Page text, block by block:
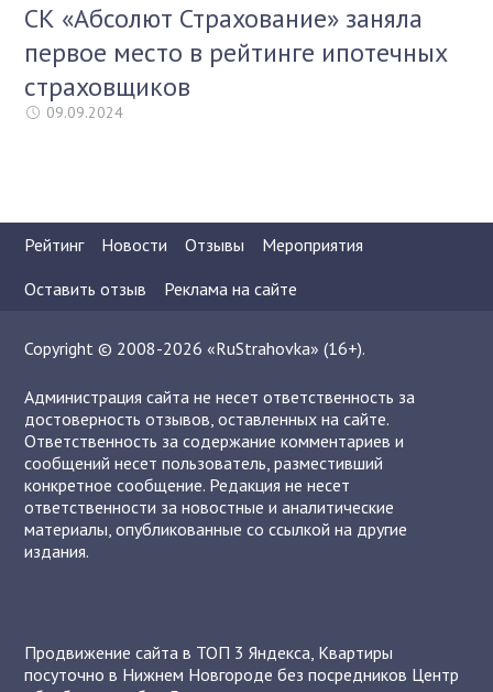
СК «Абсолют Страхование» заняла
первое место в рейтинге ипотечных
страховщиков
09.09.2024
Рейтинг Новости Отзывы
Мероприятия
Оставить отзыв
Реклама на сайте
Copyright © 2008-2026 «RuStrahovka» (16+).
Администрация сайта не несет ответственность за
достоверность отзывов, оставленных на сайте.
Ответственность за содержание комментариев и
сообщений несет пользователь, разместивший
конкретное сообщение. Редакция не несет
ответственности за новостные и аналитические
материалы, опубликованные со ссылкой на другие
издания.
Продвижение сайта в ТОП 3 Яндекса, Квартиры
посуточно в Нижнем Новгороде без посредников Центр